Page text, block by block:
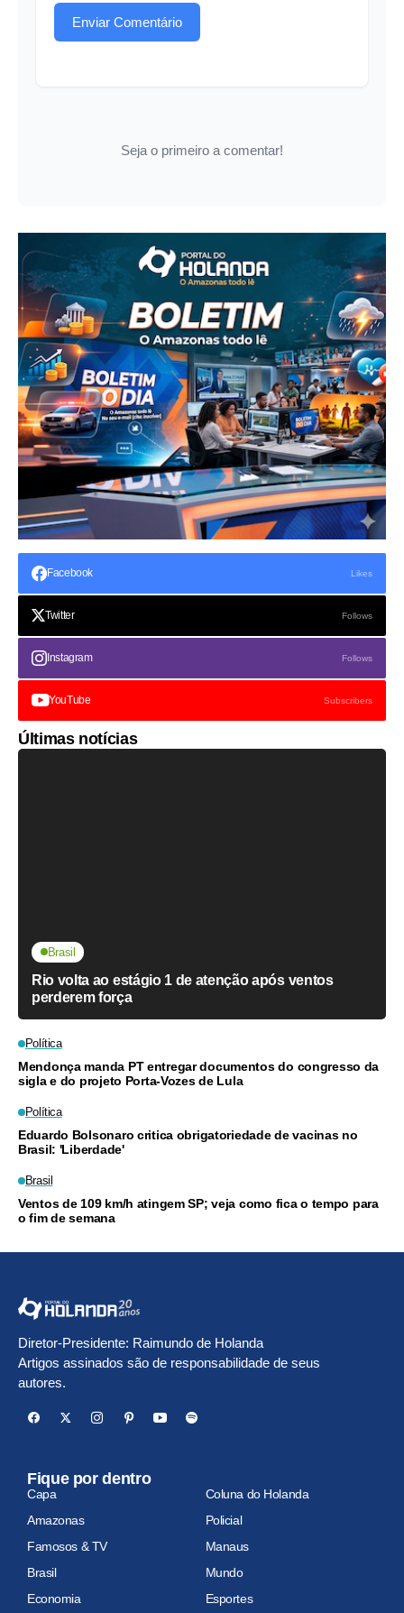
Enviar Comentário
Seja o primeiro a comentar!
Facebook Likes
Twitter Follows
Instagram Follows
YouTube Subscribers
Últimas notícias
Brasil
Rio volta ao estágio 1 de atenção após ventos
perderem força
Política
Mendonça manda PT entregar documentos do congresso da
sigla e do projeto Porta-Vozes de Lula
Política
Eduardo Bolsonaro critica obrigatoriedade de vacinas no
Brasil: 'Liberdade'
Brasil
Ventos de 109 km/h atingem SP; veja como fica o tempo para
o fim de semana
Diretor-Presidente: Raimundo de Holanda
Artigos assinados são de responsabilidade de seus
autores.
Fique por dentro
Capa
Coluna do Holanda
Amazonas
Policial
Famosos & TV
Manaus
Brasil
Mundo
Economia
Esportes